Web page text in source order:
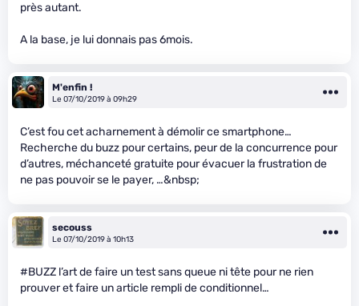
près autant.
A la base, je lui donnais pas 6mois.
M'enfin !
Le 07/10/2019 à 09h29
C’est fou cet acharnement à démolir ce smartphone…
Recherche du buzz pour certains, peur de la concurrence pour
d’autres, méchanceté gratuite pour évacuer la frustration de
ne pas pouvoir se le payer, …&nbsp;
secouss
Le 07/10/2019 à 10h13
#BUZZ l’art de faire un test sans queue ni tête pour ne rien
prouver et faire un article rempli de conditionnel…